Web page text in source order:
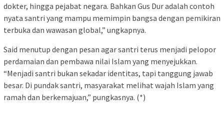
dokter, hingga pejabat negara. Bahkan Gus Dur adalah contoh
nyata santri yang mampu memimpin bangsa dengan pemikiran
terbuka dan wawasan global,” ungkapnya.
Said menutup dengan pesan agar santri terus menjadi pelopor
perdamaian dan pembawa nilai Islam yang menyejukkan.
“Menjadi santri bukan sekadar identitas, tapi tanggung jawab
besar. Di pundak santri, masyarakat melihat wajah Islam yang
ramah dan berkemajuan,” pungkasnya. (*)